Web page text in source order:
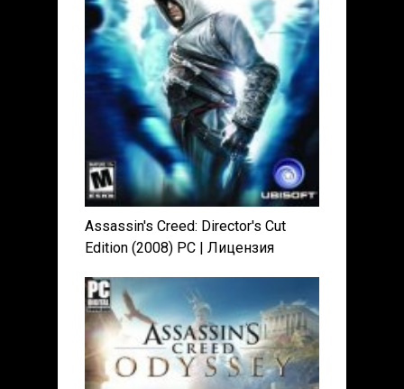
Assassin's Creed: Director's Cut
Edition (2008) PC | Лицензия